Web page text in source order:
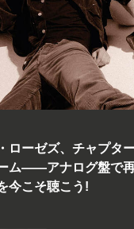
ローゼズ、チャプタ
ム――アナログ盤で
今こそ聴こう!